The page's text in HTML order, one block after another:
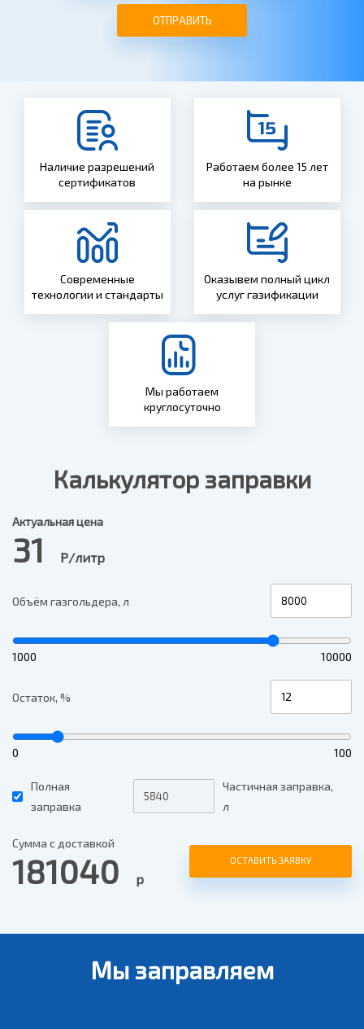
ОТПРАВИТЬ
Наличие разрешений
сертификатов
Работаем более 15 лет
на рынке
Современные
технологии и стандарты
Оказывем полный цикл
услуг газификации
Мы работаем
круглосуточно
Калькулятор заправки
Актуальная цена
31 Р/литр
Объём газгольдера, л
1000 10000
Остаток, %
0 100
Полная
заправка
Частичная заправка,
л
Сумма с доставкой
181040 р
ОСТАВИТЬ ЗАЯВКУ
Мы заправляем